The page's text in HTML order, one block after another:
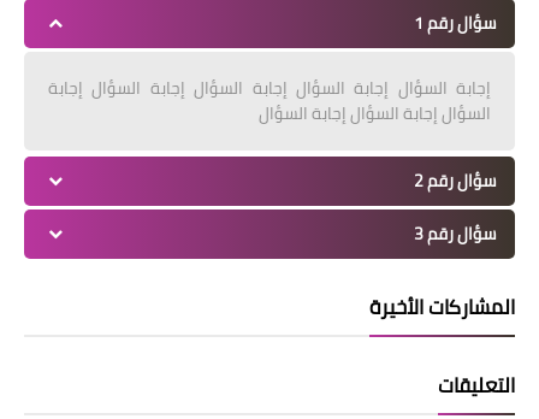
سؤال رقم 1
إجابة السؤال إجابة السؤال إجابة السؤال إجابة السؤال إجابة
السؤال إجابة السؤال إجابة السؤال
سؤال رقم 2
سؤال رقم 3
المشاركات الأخيرة
التعليقات